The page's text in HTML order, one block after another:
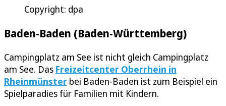
Copyright: dpa
Baden-Baden (Baden-Württemberg)
Campingplatz am See ist nicht gleich Campingplatz
am See. Das Freizeitcenter Oberrhein in
Rheinmünster bei Baden-Baden ist zum Beispiel ein
Spielparadies für Familien mit Kindern.